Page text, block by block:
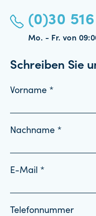
(0)30
Mo. - Fr. von
Schreiben Sie
Vorname *
Nachname *
E-Mail *
Telefonnummer